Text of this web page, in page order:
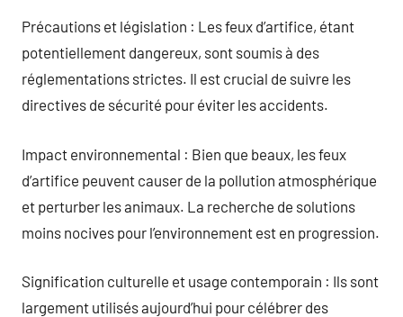
Précautions et législation : Les feux d’artifice, étant
potentiellement dangereux, sont soumis à des
réglementations strictes. Il est crucial de suivre les
directives de sécurité pour éviter les accidents.
Impact environnemental : Bien que beaux, les feux
d’artifice peuvent causer de la pollution atmosphérique
et perturber les animaux. La recherche de solutions
moins nocives pour l’environnement est en progression.
Signification culturelle et usage contemporain : Ils sont
largement utilisés aujourd’hui pour célébrer des